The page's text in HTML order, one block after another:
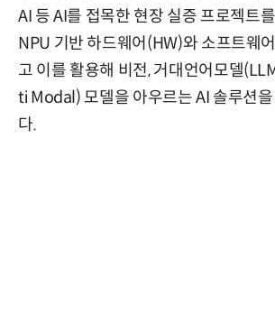
AI 등 AI를 접목한 현장 실증 프로젝트
NPU 기반 하드웨어(HW)와 소프트웨
고 이를 활용해 비전, 거대언어모델
ti Modal) 모델을 아우르는 AI 솔루션을
다.